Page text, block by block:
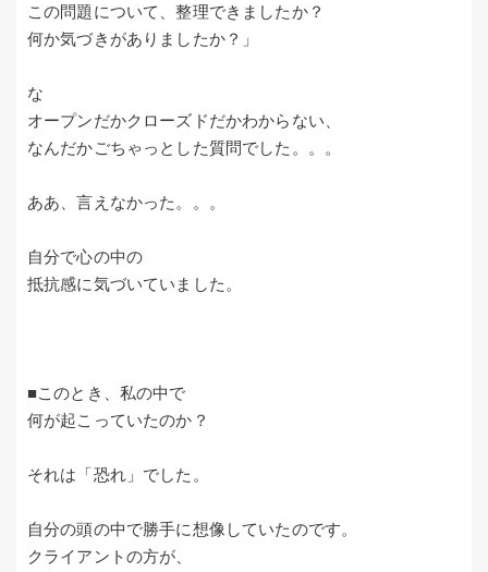
この問題について、整理できましたか？
何か気づきがありましたか？」
な
オープンだかクローズドだかわからない、
なんだかごちゃっとした質問でした。。。
ああ、言えなかった。。。
自分で心の中の
抵抗感に気づいていました。
■このとき、私の中で
何が起こっていたのか？
それは「恐れ」でした。
自分の頭の中で勝手に想像していたのです。
クライアントの方が、